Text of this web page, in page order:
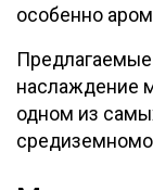
особенно
Предлагаемые
наслаждение
одном из